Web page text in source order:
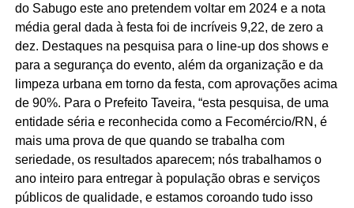
do Sabugo este ano pretendem voltar em 2024 e a nota
média geral dada à festa foi de incríveis 9,22, de zero a
dez. Destaques na pesquisa para o line-up dos shows e
para a segurança do evento, além da organização e da
limpeza urbana em torno da festa, com aprovações acima
de 90%. Para o Prefeito Taveira, “esta pesquisa, de uma
entidade séria e reconhecida como a Fecomércio/RN, é
mais uma prova de que quando se trabalha com
seriedade, os resultados aparecem; nós trabalhamos o
ano inteiro para entregar à população obras e serviços
públicos de qualidade, e estamos coroando tudo isso